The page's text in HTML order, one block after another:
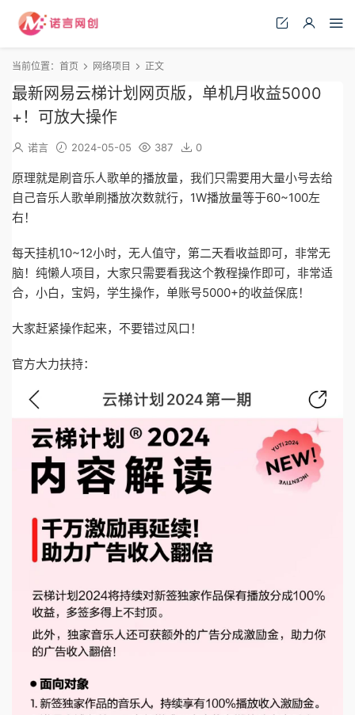
当前位置： 首页 网络项目 正文
最新网易云梯计划网页版，单机月收益5000
+！可放大操作
诺言 2024-05-05 387 0
原理就是刷音乐人歌单的播放量，我们只需要用大量小号去给
自己音乐人歌单刷播放次数就行，1W播放量等于60~100左
右！
每天挂机10~12小时，无人值守，第二天看收益即可，非常无
脑！纯懒人项目，大家只需要看我这个教程操作即可，非常适
合，小白，宝妈，学生操作，单账号5000+的收益保底！
大家赶紧操作起来，不要错过风口！
官方大力扶持：